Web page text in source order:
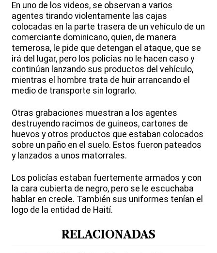
En uno de los videos, se observan a varios
agentes tirando violentamente las cajas
colocadas en la parte trasera de un vehículo de un
comerciante dominicano, quien, de manera
temerosa, le pide que detengan el ataque, que se
irá del lugar, pero los policías no le hacen caso y
continúan lanzando sus productos del vehículo,
mientras el hombre trata de huir arrancando el
medio de transporte sin lograrlo.
Otras grabaciones muestran a los agentes
destruyendo racimos de guineos, cartones de
huevos y otros productos que estaban colocados
sobre un paño en el suelo. Estos fueron pateados
y lanzados a unos matorrales.
Los policías estaban fuertemente armados y con
la cara cubierta de negro, pero se le escuchaba
hablar en creole. También sus uniformes tenían el
logo de la entidad de Haití.
RELACIONADAS